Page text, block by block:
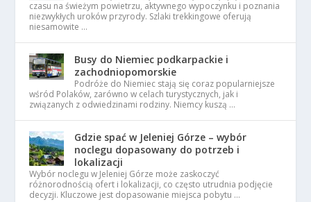
czasu na świeżym powietrzu, aktywnego wypoczynku i poznania
niezwykłych uroków przyrody. Szlaki trekkingowe oferują
niesamowite …
Busy do Niemiec podkarpackie i
zachodniopomorskie
Podróże do Niemiec stają się coraz popularniejsze
wśród Polaków, zarówno w celach turystycznych, jak i
związanych z odwiedzinami rodziny. Niemcy kuszą …
Gdzie spać w Jeleniej Górze – wybór
noclegu dopasowany do potrzeb i
lokalizacji
Wybór noclegu w Jeleniej Górze może zaskoczyć
różnorodnością ofert i lokalizacji, co często utrudnia podjęcie
decyzji. Kluczowe jest dopasowanie miejsca pobytu …